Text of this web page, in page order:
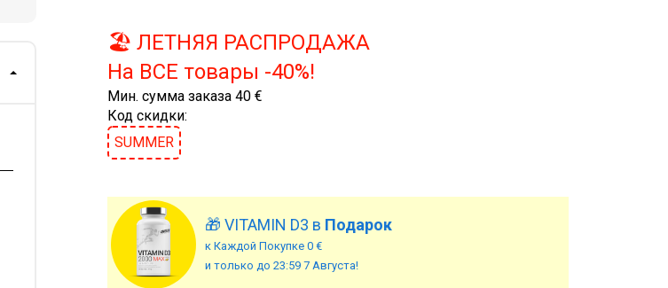
🏖️ ЛЕТНЯЯ РАСПРОДАЖА
На ВСЕ товары -40%!
Мин. сумма заказа 40 €
Код скидки:
SUMMER
🎁 VITAMIN D3 в Подарок
к Каждой Покупке 0 €
и только до 23:59 7 Августа!